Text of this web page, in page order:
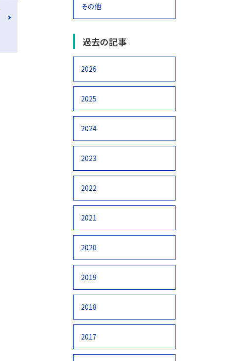
その他
過去の記事
2026
2025
2024
2023
2022
2021
2020
2019
2018
2017